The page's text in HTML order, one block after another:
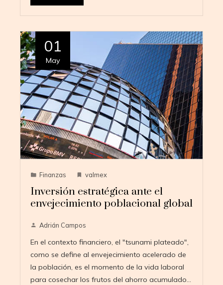
01
May
Finanzas valmex
Inversión estratégica ante el
envejecimiento poblacional global
Adrián Campos
En el contexto financiero, el "tsunami plateado",
como se define al envejecimiento acelerado de
la población, es el momento de la vida laboral
para cosechar los frutos del ahorro acumulado…